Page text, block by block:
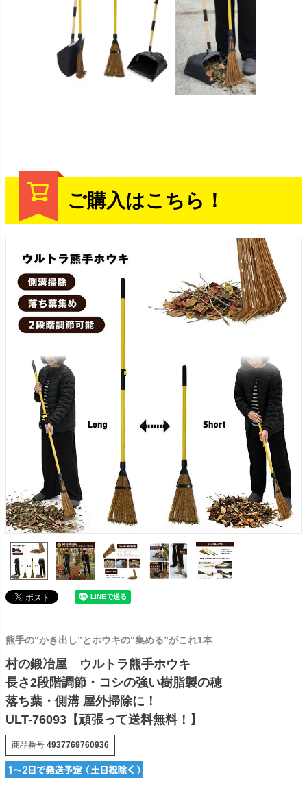
ご購入はこちら！
熊手の“かき出し”とホウキの“集める”がこれ1本
村の鍛冶屋 ウルトラ熊手ホウキ
長さ2段階調節・コシの強い樹脂製の穂
落ち葉・側溝 屋外掃除に！
ULT-76093【頑張って送料無料！】
商品番号 4937769760936